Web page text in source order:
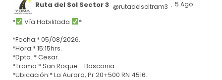
Ruta del Sol Sector 3 @rutadelsoltram3 · 5 Ago
* Vía Habilitada
*
*Fecha:* 05/08/2026.
*Hora:* 15:15hrs.
*Dpto.:* Cesar.
*Tramo:* San Roque - Bosconia.
*Ubicación:* La Aurora, Pr 20+500 RN 4516.